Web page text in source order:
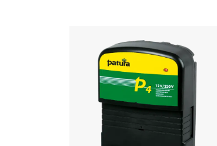
Spændingsgiver, P4 kombi Patura